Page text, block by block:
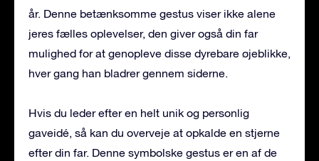
år. Denne betænksomme gestus viser ikke alene
jeres fælles oplevelser, den giver også din far
mulighed for at genopleve disse dyrebare øjeblikke,
hver gang han bladrer gennem siderne.
Hvis du leder efter en helt unik og personlig
gaveidé, så kan du overveje at opkalde en stjerne
efter din far. Denne symbolske gestus er en af de